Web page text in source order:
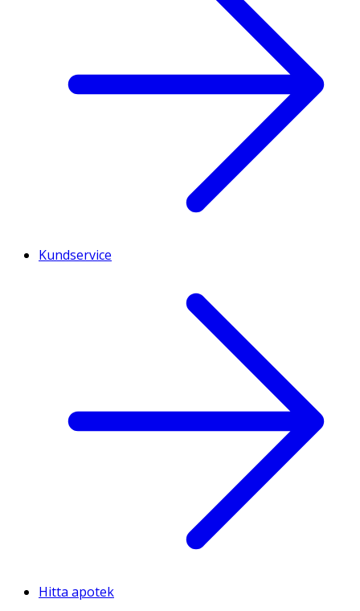
Kundservice
Hitta apotek